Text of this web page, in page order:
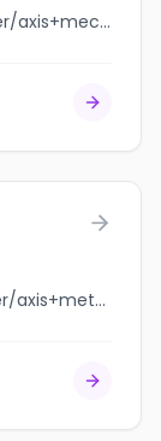
jobbank.gc.ca/browsejobs/employer/axis+mechanical+ltd/ca
jobbank.gc.ca/browsejobs/employer/axis+meter+solutions+inc./ca